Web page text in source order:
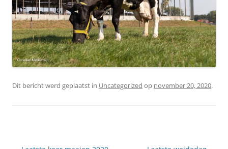
Dit bericht werd geplaatst in Uncategorized op november 20, 2020.